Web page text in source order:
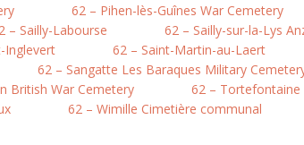
62 – Pihen-lès-Guînes War Cemetery
– Sailly-Labourse 62 – Sailly-sur-la-Lys
Inglevert 62 – Saint-Martin-au-Laert
62 – Sangatte Les Baraques Military
British War Cemetery 62 – Tortefontaine
62 – Wimille Cimetière communal